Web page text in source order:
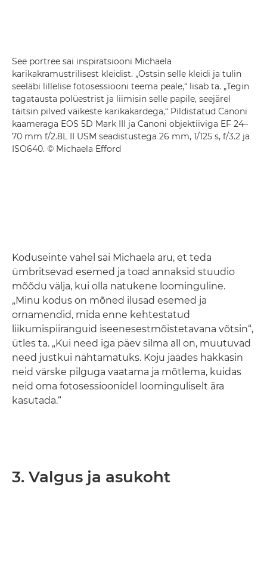
See portree sai inspiratsiooni Michaela
karikakramustrilisest kleidist. „Ostsin selle kleidi ja tulin
seeläbi lillelise fotosessiooni teema peale,“ lisab ta. „Tegin
tagatausta polüestrist ja liimisin selle papile, seejärel
täitsin pilved väikeste karikakardega,“ Pildistatud Canoni
kaameraga EOS 5D Mark III ja Canoni objektiiviga EF 24–
70 mm f/2.8L II USM seadistustega 26 mm, 1/125 s, f/3.2 ja
ISO640. © Michaela Efford
Koduseinte vahel sai Michaela aru, et teda
ümbritsevad esemed ja toad annaksid stuudio
mõõdu välja, kui olla natukene loominguline.
„Minu kodus on mõned ilusad esemed ja
ornamendid, mida enne kehtestatud
liikumispiiranguid iseenesestmõistetavana võtsin“,
ütles ta. „Kui need iga päev silma all on, muutuvad
need justkui nähtamatuks. Koju jäädes hakkasin
neid värske pilguga vaatama ja mõtlema, kuidas
neid oma fotosessioonidel loominguliselt ära
kasutada.“
3. Valgus ja asukoht